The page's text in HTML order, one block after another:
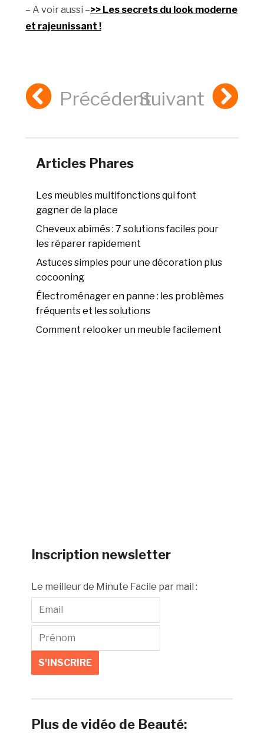
– A voir aussi –>> Les secrets du look moderne
et rajeunissant !
PrécédentSuivant
Articles Phares
Les meubles multifonctions qui font
gagner de la place
Cheveux abîmés : 7 solutions faciles pour
les réparer rapidement
Astuces simples pour une décoration plus
cocooning
Électroménager en panne : les problèmes
fréquents et les solutions
Comment relooker un meuble facilement
Inscription newsletter
Le meilleur de Minute Facile par mail :
Plus de vidéo de Beauté: